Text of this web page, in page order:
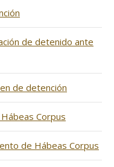
de detenido ante
de detención
Corpus
de Hábeas Corpus